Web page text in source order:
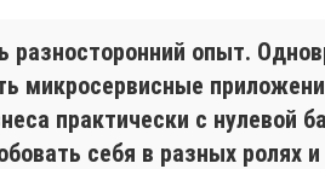
опыт.
микросервисные
практически с нулевой
себя в разных ролях